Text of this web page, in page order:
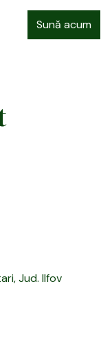
Sună acum
Jud. Ilfov